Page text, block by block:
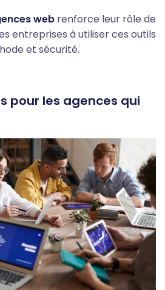
web renforce leur rôle de
entreprises à utiliser ces outils
et sécurité.
pour les agences qui